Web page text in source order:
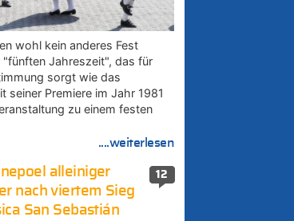
wohl kein anderes Fest
"fünften Jahreszeit", das für
sorgt wie das
seiner Premiere im Jahr 1981
zu einem festen
....weiterlesen
12
alleiniger
nach viertem Sieg
San Sebastián